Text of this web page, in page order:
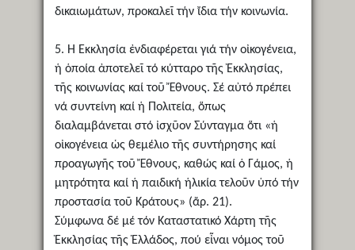
δικαιωμάτων, προκαλεῖ τήν ἴδια τήν κοινωνία.
5. Ἡ Ἐκκλησία ἐνδιαφέρεται γιά τήν οἰκογένεια,
ἡ ὁποία ἀποτελεῖ τό κύτταρο τῆς Ἐκκλησίας,
τῆς κοινωνίας καί τοῦ Ἔθνους. Σέ αὐτό πρέπει
νά συντείνη καί ἡ Πολιτεία, ὅπως
διαλαμβάνεται στό ἰσχῦον Σύνταγμα ὅτι «ἡ
οἰκογένεια ὡς θεμέλιο τῆς συντήρησης καί
προαγωγῆς τοῦ Ἔθνους, καθώς καί ὁ Γάμος, ἡ
μητρότητα καί ἡ παιδική ἡλικία τελοῦν ὑπό τήν
προστασία τοῦ Κράτους» (ἄρ. 21).
Σύμφωνα δέ μέ τόν Καταστατικό Χάρτη τῆς
Ἐκκλησίας τῆς Ἑλλάδος, πού εἶναι νόμος τοῦ